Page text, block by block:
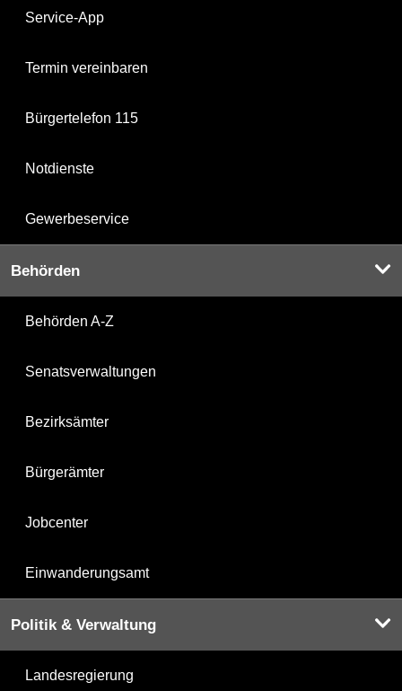
Service-App
Termin vereinbaren
Bürgertelefon 115
Notdienste
Gewerbeservice
Behörden
Behörden A-Z
Senatsverwaltungen
Bezirksämter
Bürgerämter
Jobcenter
Einwanderungsamt
Politik & Verwaltung
Landesregierung